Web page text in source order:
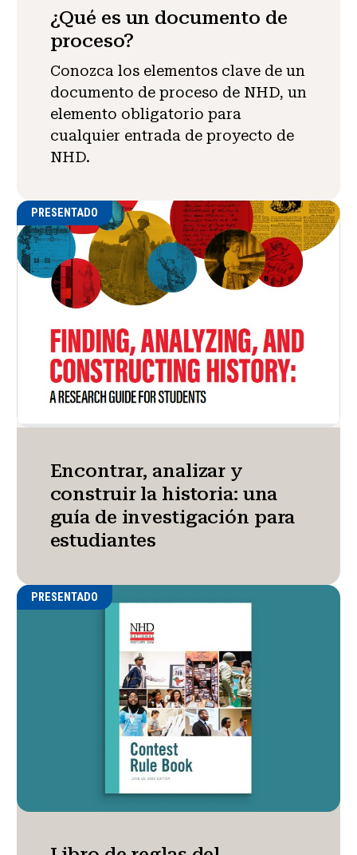
¿Qué es un documento de
proceso?
Conozca los elementos clave de un
documento de proceso de NHD, un
elemento obligatorio para
cualquier entrada de proyecto de
NHD.
PRESENTADO
Encontrar, analizar y
construir la historia: una
guía de investigación para
estudiantes
PRESENTADO